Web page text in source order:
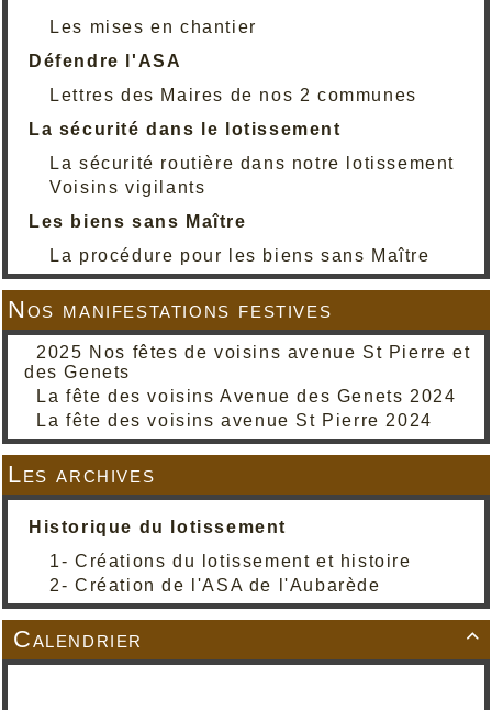
Les mises en chantier
Défendre l'ASA
Lettres des Maires de nos 2 communes
La sécurité dans le lotissement
La sécurité routière dans notre lotissement
Voisins vigilants
Les biens sans Maître
La procédure pour les biens sans Maître
Nos manifestations festives
2025 Nos fêtes de voisins avenue St Pierre et
des Genets
La fête des voisins Avenue des Genets 2024
La fête des voisins avenue St Pierre 2024
Les archives
Historique du lotissement
1- Créations du lotissement et histoire
2- Création de l'ASA de l'Aubarède

Calendrier